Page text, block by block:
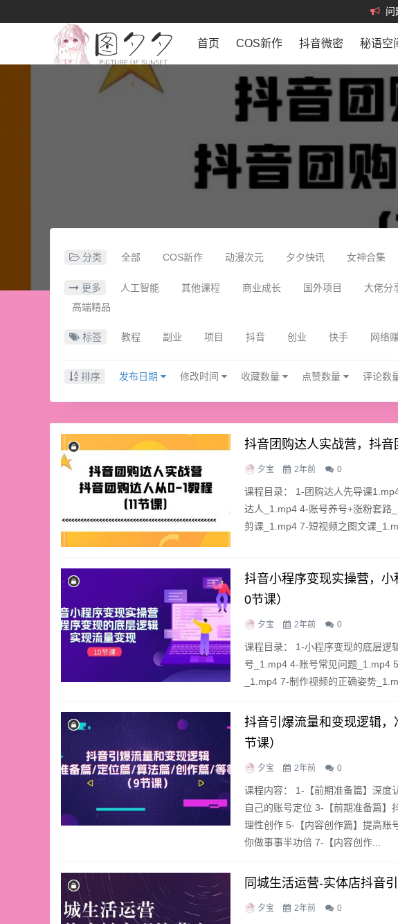
问
首页 COS新作 抖音微密 秘语空
分类 全部 COS新作 动漫次元 夕夕快讯 女神合集
更多 人工智能 其他课程 商业成长 国外项目 大佬分
高端精品
标签 教程 副业 项目 抖音 创业 快手 网络
排序 发布日期 修改时间 收藏数量 点赞数量 评论数
抖音团购达人实战营，抖音
夕宝 2年前 0
课程目录： 1-团购达人先导课
达人_1.mp4 4-账号养号+涨粉套路
剪课_1.mp4 7-短视频之图文课
抖音小程序变现实操营，
0节课）
夕宝 2年前 0
课程目录： 1-小程序变现的底层逻
号_1.mp4 4-账号常见问题_1.mp4
_1.mp4 7-制作视频的正确姿势
抖音引爆流量和变现逻辑
节课）
夕宝 2年前 0
课程内容： 1-【前期准备篇】深度
自己的账号定位 3-【前期准备篇】
理性创作 5-【内容创作篇】提高账
你做事事半功倍 7-【内容创作...
同城生活运营-实体店抖音
夕宝 2年前 0